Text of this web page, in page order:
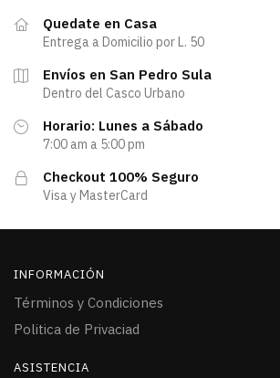
Quedate en Casa
Entrega a Domicilio por L. 50
Envíos en San Pedro Sula
Dentro del Casco Urbano
Horario: Lunes a Sábado
7:00 am a 5:00 pm
Checkout 100% Seguro
Visa y MasterCard
INFORMACIÓN
Términos y Condiciones
Politica de Privaciad
ASISTENCIA